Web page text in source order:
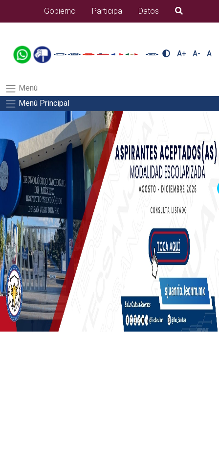
alumnos/plantilla_tecnmSalida del comando:
Gobierno Participa Datos B�squeda
A+ A- A
Menú
Menú Principal